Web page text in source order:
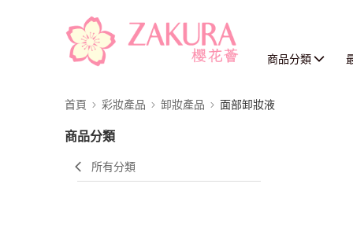
商品分類
首頁 彩妝產品 卸妝產品 面部卸妝液
商品分類
所有分類